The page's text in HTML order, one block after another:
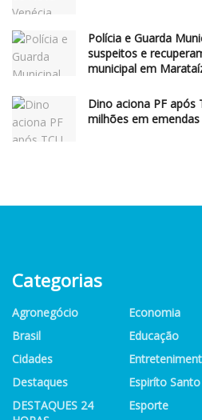
Polícia e Guarda
suspeitos e
municipal em
Dino aciona PF após
milhões em
Categorias
Agronegócio
Brasil
Cidades
Destaques
DESTAQUES 24
Economia
Educação
Espiríto Santo
Esporte